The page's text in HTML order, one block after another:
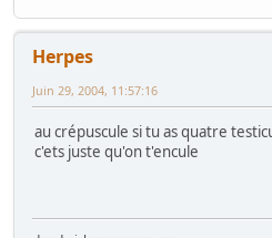
Herpes
Juin 29, 2004, 11:57:16
au crépuscule si tu as quatre
c'ets juste qu'on t'encule